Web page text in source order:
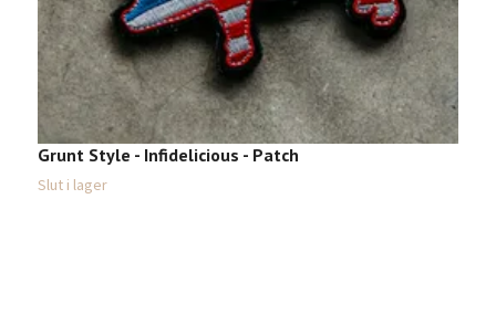
Grunt Style - Infidelicious - Patch
Slut i lager